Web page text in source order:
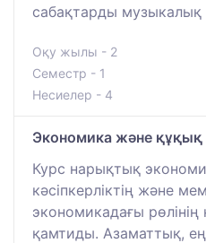
сабақтарды музыкалық
Оқу жылы - 2
Семестр - 1
Несиелер - 4
Экономика және құқық
Курс нарықтық
кәсіпкерліктің және
экономикадағы рөлінің
қамтиды. Азаматтық,